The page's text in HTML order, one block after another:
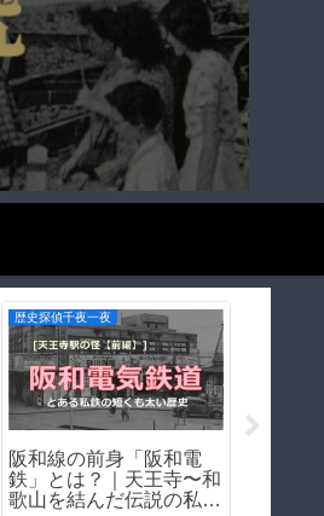
歴史探偵千夜一夜
【前編】『火垂るの墓』
を冷酷に時代考証してみ
る